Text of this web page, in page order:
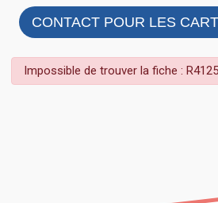
CONTACT POUR LES
Impossible de trouver la fiche :